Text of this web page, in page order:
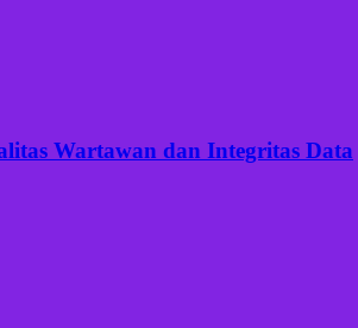
Wartawan dan Integritas Data